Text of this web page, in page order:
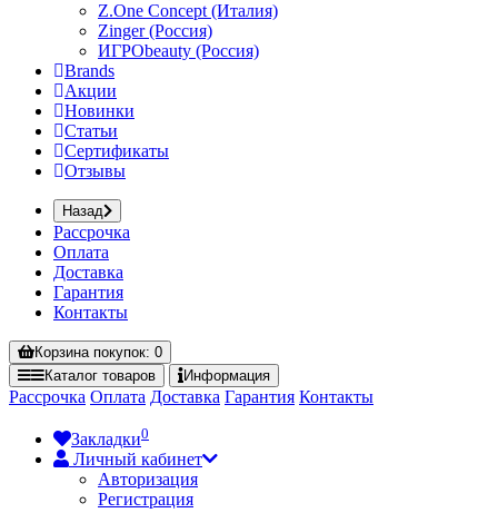
Z.One Concept (Италия)
Zinger (Россия)
ИГРОbeauty (Россия)
Brands
Акции
Новинки
Статьи
Сертификаты
Отзывы
Назад
Рассрочка
Оплата
Доставка
Гарантия
Контакты
Корзинапокупок: 0
Каталог товаров Информация
Рассрочка Оплата Доставка Гарантия Контакты
Закладки0
Личный кабинет
Авторизация
Регистрация